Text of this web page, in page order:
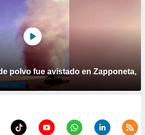
polvo fue avistado en Zapponeta,